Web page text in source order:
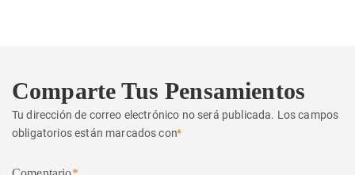
Comparte Tus Pensamientos
Tu dirección de correo electrónico no será publicada. Los campos
obligatorios están marcados con*